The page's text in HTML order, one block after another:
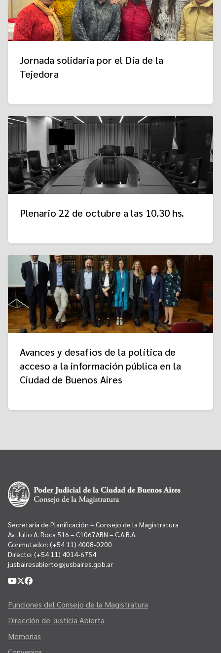
Jornada solidaria por el Día de la
Tejedora
Plenario 22 de octubre a las 10.30 hs.
Avances y desafíos de la política de
acceso a la información pública en la
Ciudad de Buenos Aires
Secretaría de Planificación – Consejo de la Magistratura
Av. Julio A. Roca 516 – C1067ABN – C.A.B.A.
Conmutador: (+54 11) 4008-0200
Directo: (+54 11) 4014-6754
jusbairesabierto@jusbaires.gob.ar
Funciones del Consejo de la Magistratura
Dirección de Justicia Abierta
Memorias